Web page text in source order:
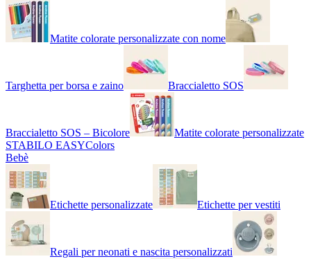
Matite colorate personalizzate con nome
Targhetta per borsa e zaino Braccialetto SOS
Braccialetto SOS – Bicolore
Matite colorate personalizzate
STABILO EASYColors
Bebè
Etichette personalizzate Etichette per vestiti
Regali per neonati e nascita personalizzati